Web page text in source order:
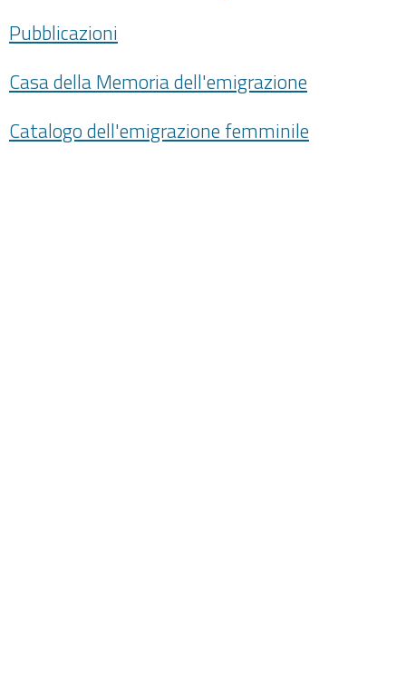
Pubblicazioni
Casa della Memoria dell'emigrazione
Catalogo dell'emigrazione femminile